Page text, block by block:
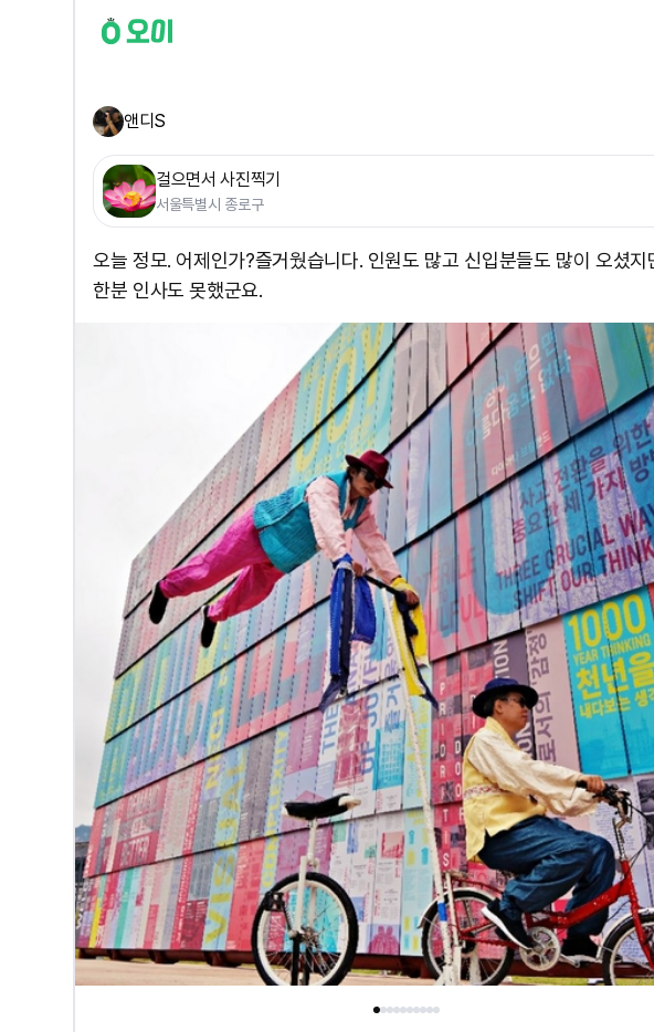
앤디S
걸으면서 사진찍기
서울특별시 종로구
오늘 정모. 어제인가? ​즐거웠습니다. 인원도 많고 신입분들도 많이 오셨지
한분 인사도 못했군요.